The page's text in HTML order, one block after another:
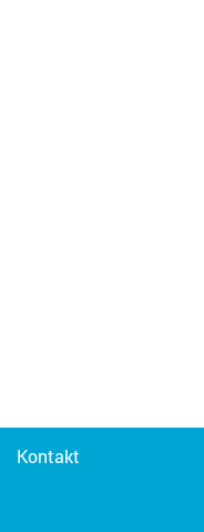
Kontakt